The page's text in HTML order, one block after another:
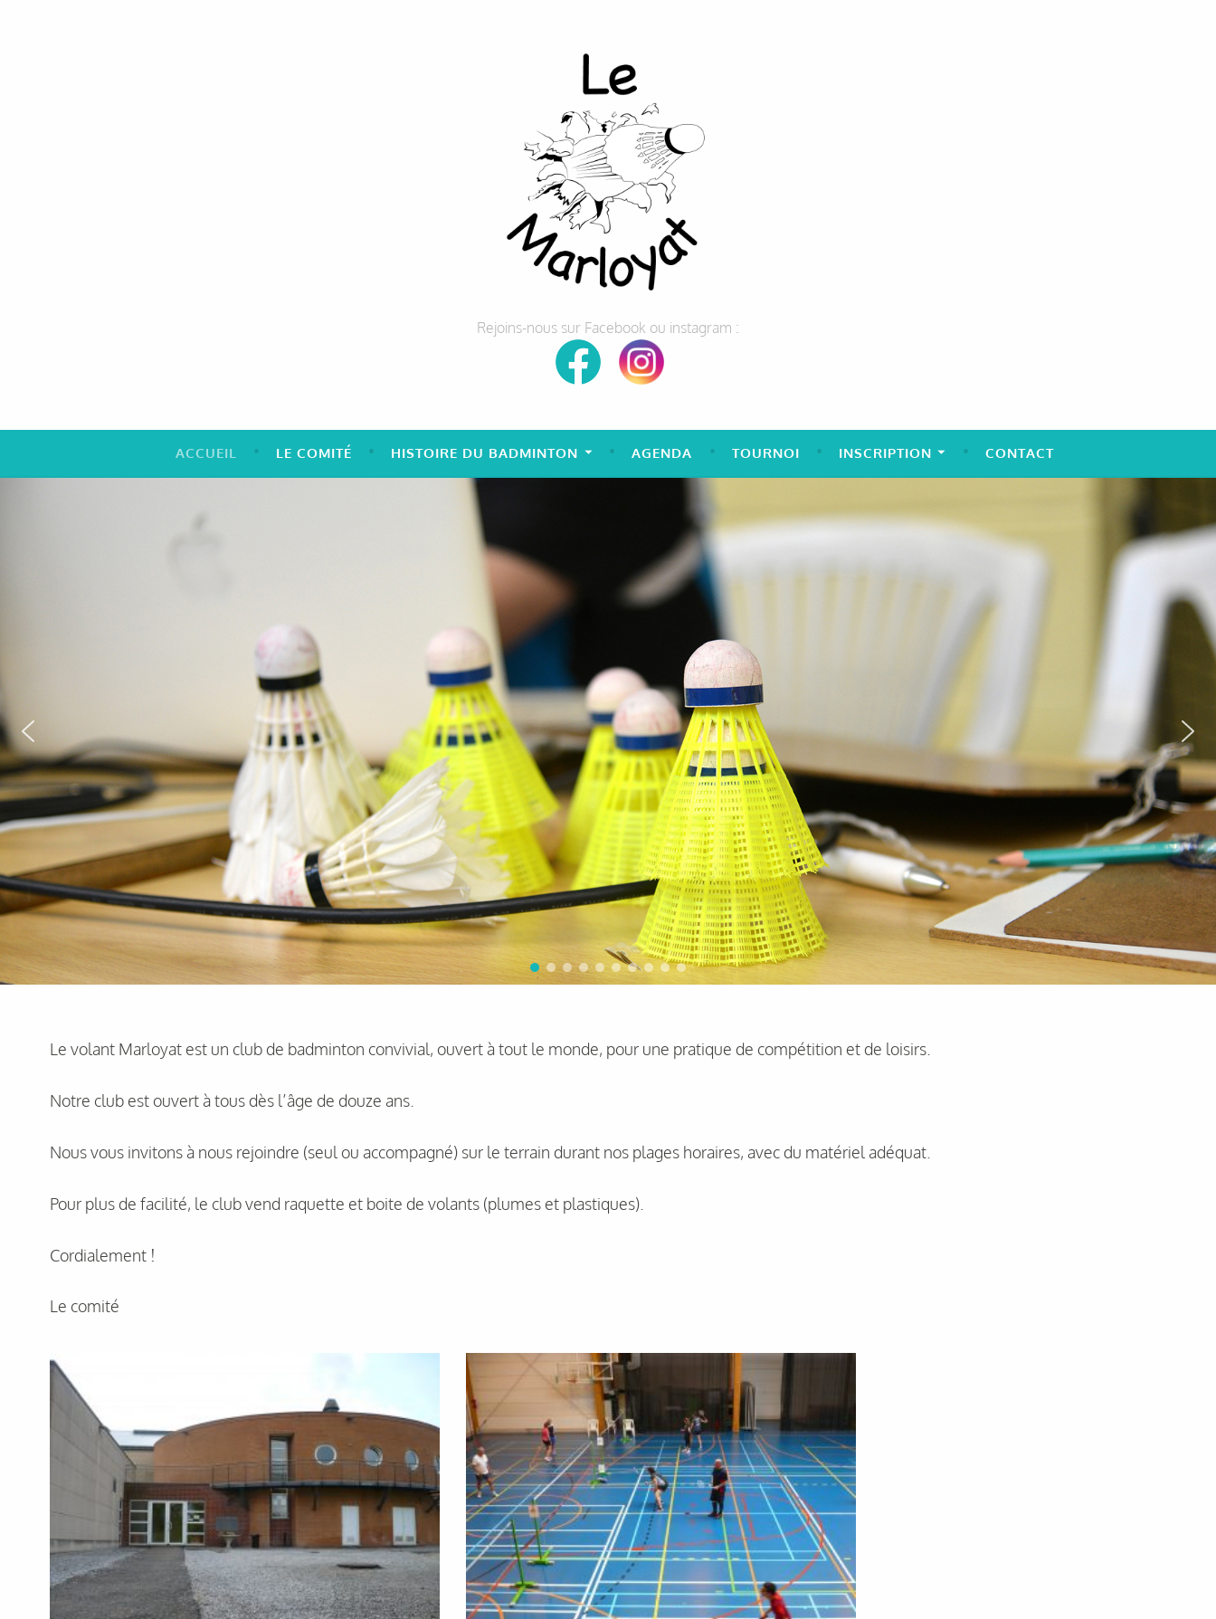
Rejoins-nous sur Facebook ou instagram :
ACCUEIL LE COMITÉ HISTOIRE DU BADMINTON AGENDA TOURNOI INSCRIPTION CONTACT
Le volant Marloyat est un club de badminton convivial, ouvert à tout le monde, pour une pratique de compétition et de loisirs.
Notre club est ouvert à tous dès l’âge de douze ans.
Nous vous invitons à nous rejoindre (seul ou accompagné) sur le terrain durant nos plages horaires, avec du matériel adéquat.
Pour plus de facilité, le club vend raquette et boite de volants (plumes et plastiques).
Cordialement !
Le comité